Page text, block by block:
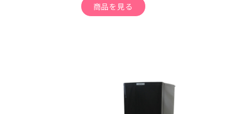
商品を見る